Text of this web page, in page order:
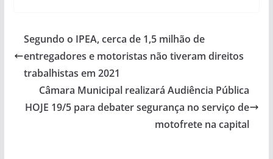
s
A
p
b
o
k
y
Li
k
er
Segundo o IPEA, cerca de 1,5 milhão de
entregadores e motoristas não tiveram direitos
trabalhistas em 2021
Câmara Municipal realizará Audiência Pública
HOJE 19/5 para debater segurança no serviço de
motofrete na capital